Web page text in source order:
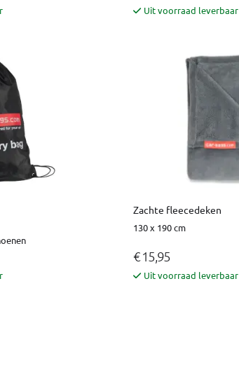
Uit voorraad leverbaar
Zachte fleecedeken
130 x 190 cm
€ 15,95
Uit voorraad leverbaar